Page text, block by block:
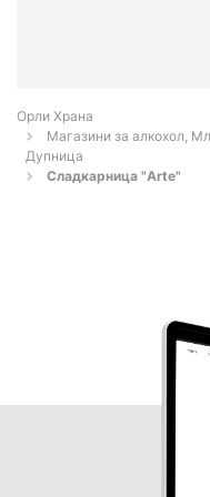
Орли Храна
Магазини за алкохол,
Дупница
Сладкарница "Arte"